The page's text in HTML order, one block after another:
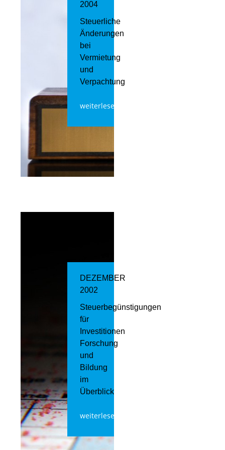
2004
Steuerliche
Änderungen
bei
Vermietung
und
Verpachtung
weiterlesen
DEZEMBER
2002
Steuerbegünstigungen
für
Investitionen
Forschung
und
Bildung
im
Überblick
weiterlesen